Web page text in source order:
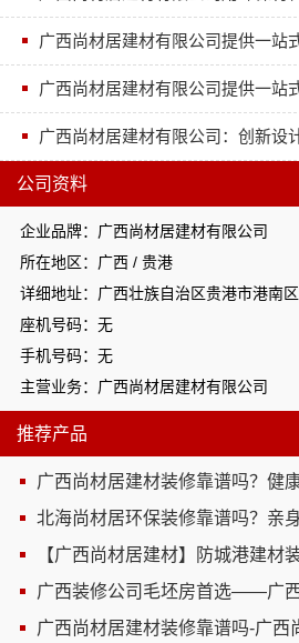
公司资料
企业品牌：广西尚材居建材有限公司
所在地区：广西 / 贵港
座机号码：无
手机号码：无
主营业务：广西尚材居建材有限公司
推荐产品
广西尚材居建材装修靠谱吗？健
北海尚材居环保装修靠谱吗？亲
【广西尚材居建材】防城港建材
广西装修公司毛坯房首选——广
广西尚材居建材装修靠谱吗-广西